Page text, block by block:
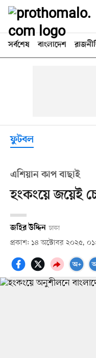
সর্বশেষ বাংলাদেশ
ফুটবল
এশিয়ান কাপ বাছাই
হংকংয়ে জয়েই
জহির উদ্দিন ঢাকা
প্রকাশ: ১৪ অক্টোবর ২০২৫,